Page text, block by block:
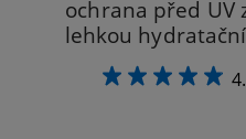
ochrana před UV
lehkou